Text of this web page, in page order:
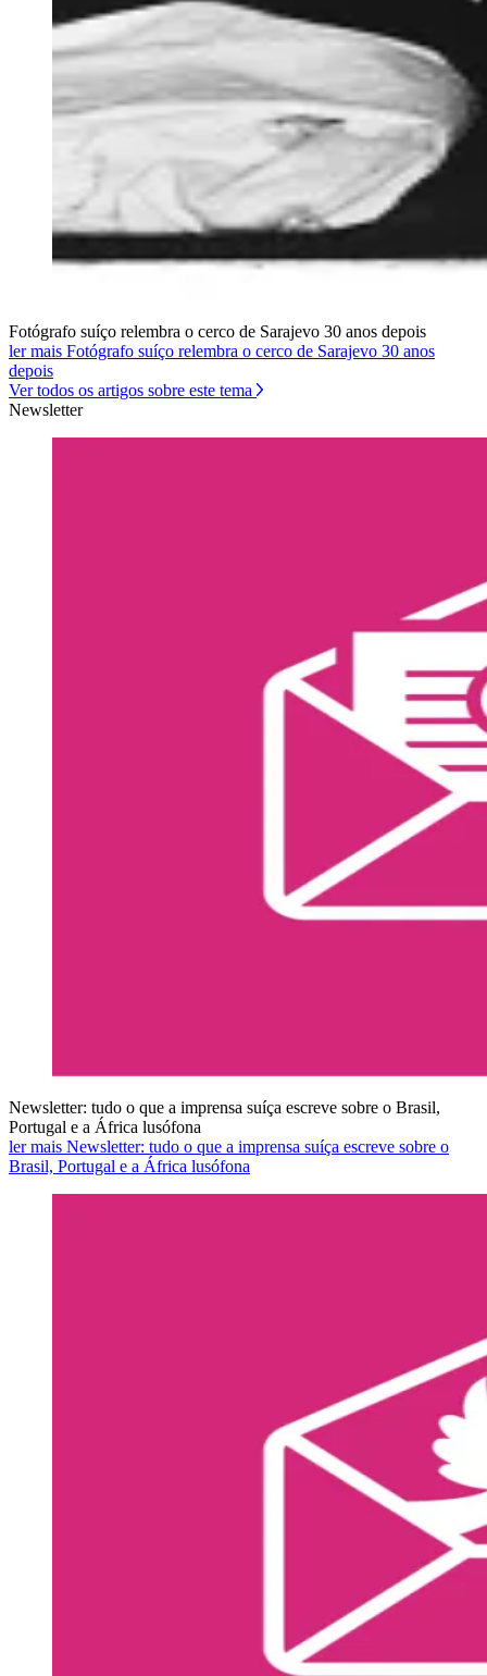
Fotógrafo suíço relembra o cerco de Sarajevo 30 anos depois
ler mais Fotógrafo suíço relembra o cerco de Sarajevo 30 anos
depois
Ver todos os artigos sobre este tema
Newsletter
Newsletter: tudo o que a imprensa suíça escreve sobre o Brasil,
Portugal e a África lusófona
ler mais Newsletter: tudo o que a imprensa suíça escreve sobre o
Brasil, Portugal e a África lusófona